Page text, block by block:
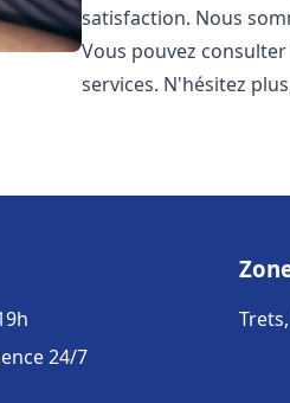
satisfaction. Nous
Vous pouvez
services. N'hésitez
24/7